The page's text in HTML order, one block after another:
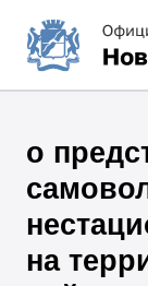
о
на